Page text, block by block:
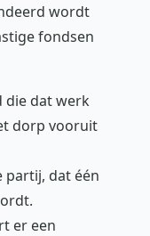
wordt
fondsen
die dat werk
dorp vooruit
partij, dat één
er een